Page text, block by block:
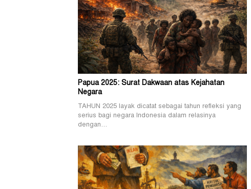
Papua 2025: Surat Dakwaan atas Kejahatan
Negara
TAHUN 2025 layak dicatat sebagai tahun refleksi yang
serius bagi negara Indonesia dalam relasinya
dengan…